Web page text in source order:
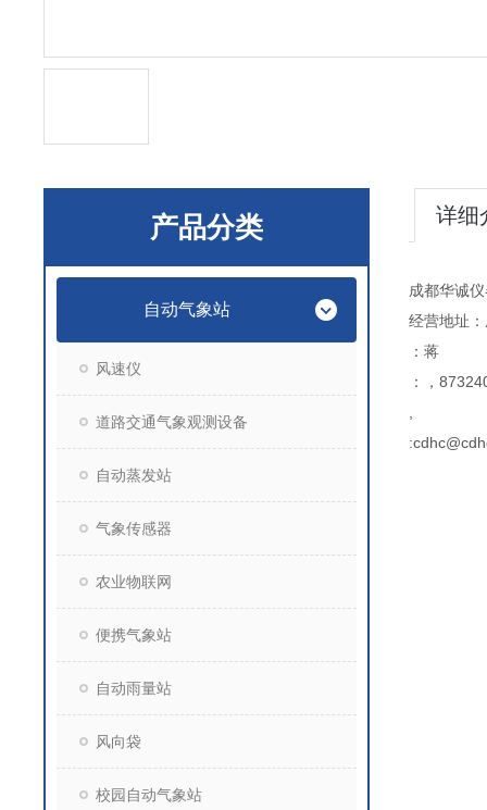
产品分类
自动气象站
风速仪
道路交通气象观测设备
自动蒸发站
气象传感器
农业物联网
便携气象站
自动雨量站
风向袋
校园自动气象站
详细
成都华诚
经营地址
：蒋
：，